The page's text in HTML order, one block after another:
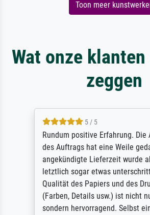
Toon meer
Wat onze
zeggen
5 / 5
Rundum positive Erfahrung. Die
des Auftrags hat eine Weile
angekündigte Lieferzeit wurde
letztlich sogar etwas
Qualität des Papiers und des
(Farben, Details usw.) ist nicht
sondern hervorragend. Selbst